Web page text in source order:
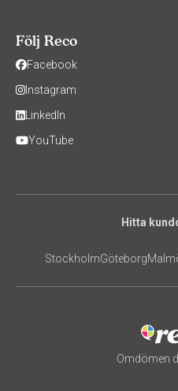
Följ Reco
Facebook
Instagram
LinkedIn
YouTube
Hitta
StockholmGöteborg
Omdömen